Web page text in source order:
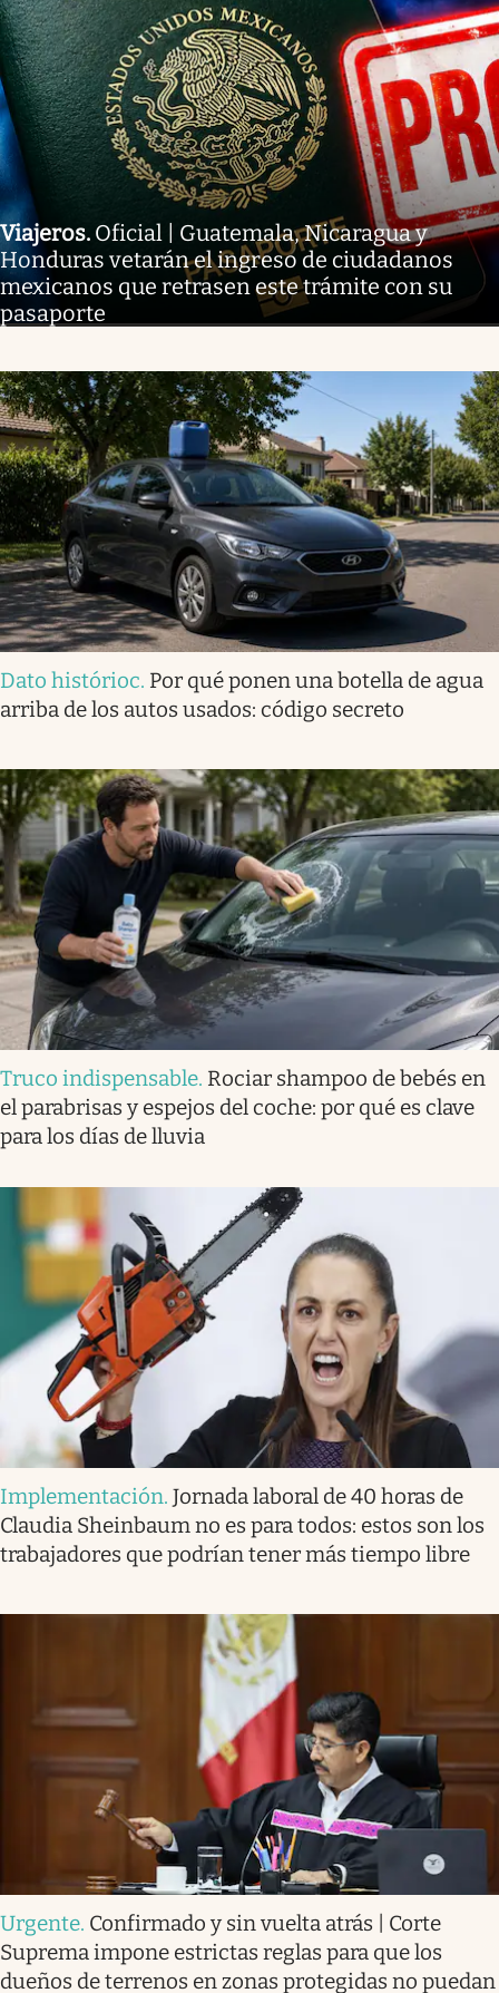
Viajeros. Oficial | Guatemala, Nicaragua y
Honduras vetarán el ingreso de ciudadanos
mexicanos que retrasen este trámite con su
pasaporte
Dato histórioc. Por qué ponen una botella de agua
arriba de los autos usados: código secreto
Truco indispensable. Rociar shampoo de bebés en
el parabrisas y espejos del coche: por qué es clave
para los días de lluvia
Implementación. Jornada laboral de 40 horas de
Claudia Sheinbaum no es para todos: estos son los
trabajadores que podrían tener más tiempo libre
Urgente. Confirmado y sin vuelta atrás | Corte
Suprema impone estrictas reglas para que los
dueños de terrenos en zonas protegidas no puedan